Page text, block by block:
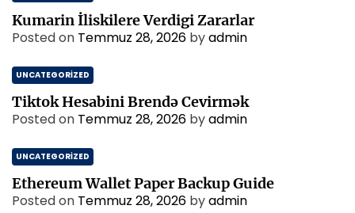
Kumarin İliskilere Verdigi Zararlar
Posted on Temmuz 28, 2026 byadmin
UNCATEGORIZED
Tiktok Hesabini Brendə Cevirmək
Posted on Temmuz 28, 2026 byadmin
UNCATEGORIZED
Ethereum Wallet Paper Backup Guide
Posted on Temmuz 28, 2026 byadmin